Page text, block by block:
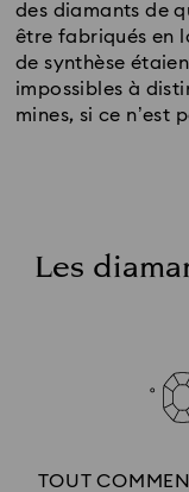
des diamants de
être fabriqués en
de synthèse
impossibles à
mines, si ce n’est
Les
TOUT